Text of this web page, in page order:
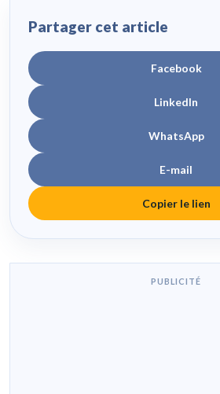
Partager cet article
Facebook
LinkedIn
WhatsApp
E-mail
Copier le lien
PUBLICITÉ